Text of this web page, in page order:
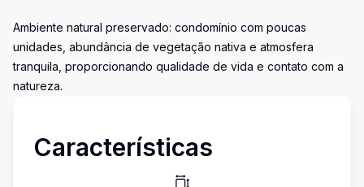
Ambiente natural preservado: condomínio com poucas
unidades, abundância de vegetação nativa e atmosfera
tranquila, proporcionando qualidade de vida e contato com a
natureza.
Características